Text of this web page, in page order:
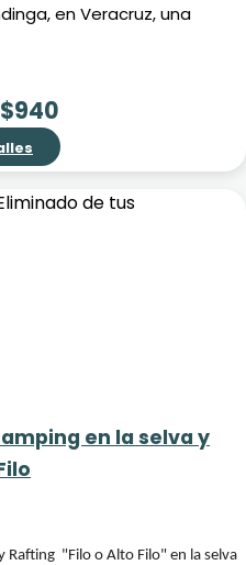
en Veracruz, una
$940
de tus
en la selva y
Rafting "Filo o Alto Filo" en la selva